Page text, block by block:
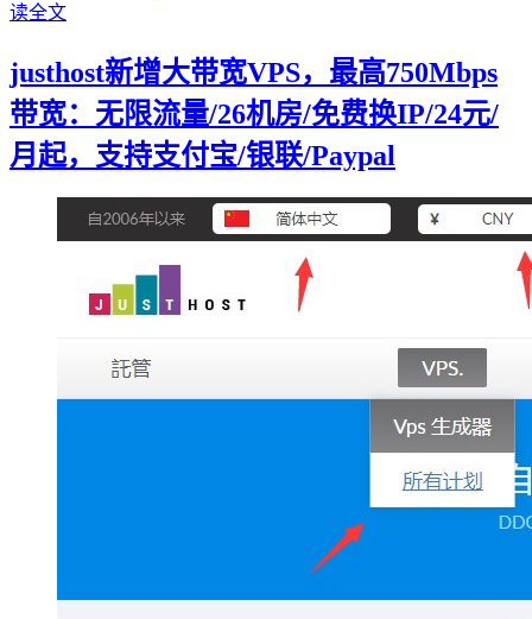
读全文
justhost新增大带宽VPS，最高750Mbps
带宽：无限流量/26机房/免费换IP/24元/
月起，支持支付宝/银联/Paypal